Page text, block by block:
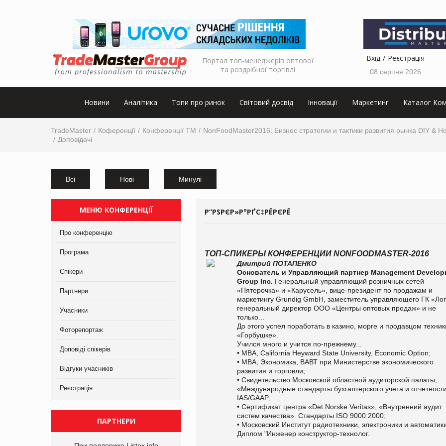
Портал топ-менеджерів оптової
та роздрібної торгівлі
Вхід Реєстрація
08 серпня 2026
Новини Аналітика Топи про ринок Світовий досвід Інновації Маркетинг Каталог
TradeMaster Коференції Конференції ТМ
NonFoodMaster2016: Бизнес стратегии и тактики развития рынка DIY &
Доповідачі
Всі Нові Минулі
МЕНЮ КОНФЕРЕНЦІЇ
Про конференцію
Програма
Спікери
Партнери
Учасники
Фоторепортаж
Доповіді спікерів
Відгуки учасників
Реєстрація
ПАРТНЕРИ
Р”РЅРЄР»Р°РҐС‡РЁРЄРЁ
ТОП-СПИКЕРЫ КОНФЕРЕНЦИИ NONFOODMASTER-2016
Дмитрий ПОТАПЕНКО
Основатель и Управляющий партнер Management
Group Inc. Генеральный управляющий розничных сетей
«Пятерочка» и «Карусель», вице-президент по продажам и
маркетингу Grundig GmbH, заместитель управляющего ГК
генеральный директор ООО «Центры оптовых продаж» и не
только...
До этого успел поработать в казино, морге и продавцом
«Горбушке».
Учился много и учится по-прежнему...
• МВА, California Heyward State University, Economic Option;
• MBA, Экономика, ВАВТ при Министерстве экономического
развития и торговли;
• Свидетельство Московской областной аудиторской палаты,
«Международные стандарты бухгалтерского учета и
IAS/GAAP;
• Сертификат центра «Det Norske Veritas», «Внутренний аудит
систем качества». Стандарты ISO 9000:2000;
• Московский Институт радиотехники, электроники и
Диплом "Инженер конструктор-технолог.